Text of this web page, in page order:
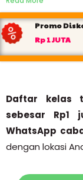
Promo
Rp 1 JUTA
Daftar kelas
sebesar Rp1
WhatsApp
dengan lokasi